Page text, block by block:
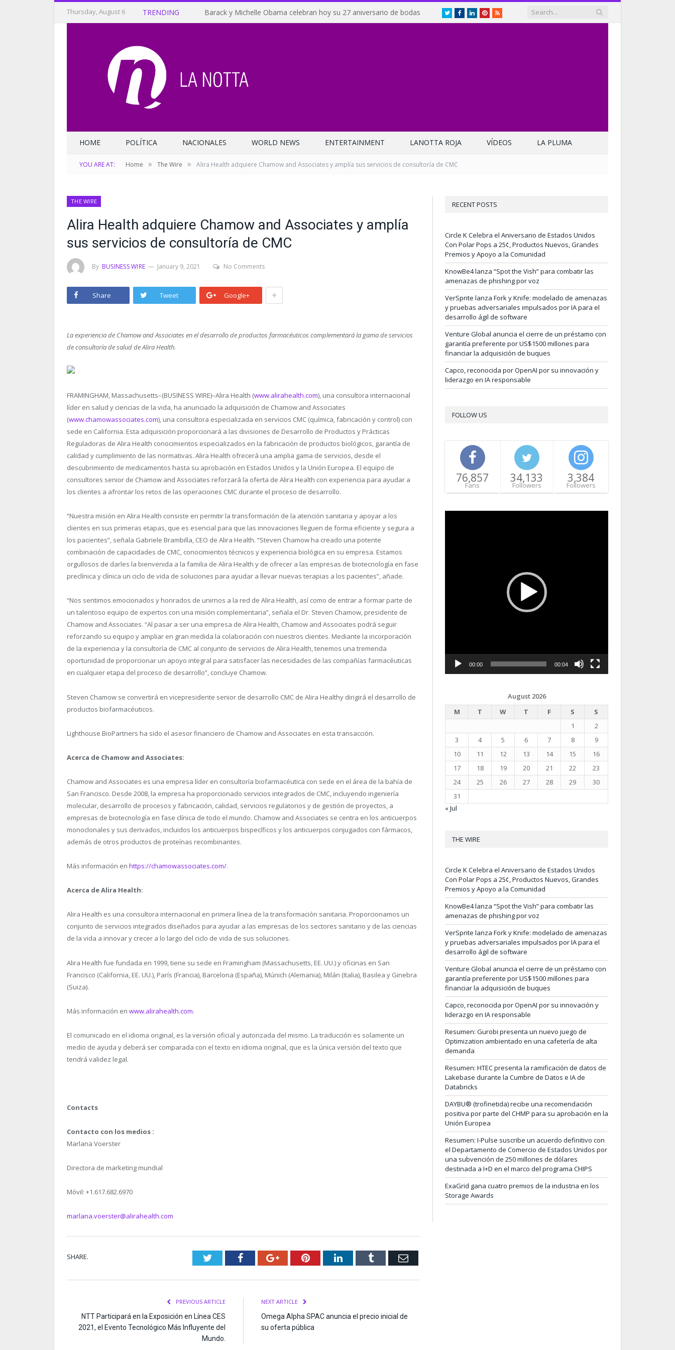
Thursday, August 6 TRENDING Barack y Michelle Obama celebran hoy su 27 aniversario de bodas TwitterFacebookLinkedInPinterest
RSS
HOME POLÍTICA NACIONALES WORLD NEWS ENTERTAINMENT LANOTTA ROJA VÍDEOS LA PLUMA
YOU ARE AT: Home » The Wire » Alira Health adquiere Chamow and Associates y amplía sus servicios de consultoría de CMC
THE WIRE
Alira Health adquiere Chamow and Associates y amplía
sus servicios de consultoría de CMC
By BUSINESS WIRE January 9, 2021 No Comments
Share Tweet Google+ +
La experiencia de Chamow and Associates en el desarrollo de productos farmacéuticos complementará la gama de servicios
de consultoría de salud de Alira Health.
FRAMINGHAM, Massachusetts–(BUSINESS WIRE)–Alira Health (www.alirahealth.com), una consultora internacional
líder en salud y ciencias de la vida, ha anunciado la adquisición de Chamow and Associates
(www.chamowassociates.com), una consultora especializada en servicios CMC (química, fabricación y control) con
sede en California. Esta adquisición proporcionará a las divisiones de Desarrollo de Productos y Prácticas
Reguladoras de Alira Health conocimientos especializados en la fabricación de productos biológicos, garantía de
calidad y cumplimiento de las normativas. Alira Health ofrecerá una amplia gama de servicios, desde el
descubrimiento de medicamentos hasta su aprobación en Estados Unidos y la Unión Europea. El equipo de
consultores senior de Chamow and Associates reforzará la oferta de Alira Health con experiencia para ayudar a
los clientes a afrontar los retos de las operaciones CMC durante el proceso de desarrollo.
“Nuestra misión en Alira Health consiste en permitir la transformación de la atención sanitaria y apoyar a los
clientes en sus primeras etapas, que es esencial para que las innovaciones lleguen de forma eficiente y segura a
los pacientes”, señala Gabriele Brambilla, CEO de Alira Health. “Steven Chamow ha creado una potente
combinación de capacidades de CMC, conocimientos técnicos y experiencia biológica en su empresa. Estamos
orgullosos de darles la bienvenida a la familia de Alira Health y de ofrecer a las empresas de biotecnología en fase
preclínica y clínica un ciclo de vida de soluciones para ayudar a llevar nuevas terapias a los pacientes”, añade.
“Nos sentimos emocionados y honrados de unirnos a la red de Alira Health, así como de entrar a formar parte de
un talentoso equipo de expertos con una misión complementaria”, señala el Dr. Steven Chamow, presidente de
Chamow and Associates. “Al pasar a ser una empresa de Alira Health, Chamow and Associates podrá seguir
reforzando su equipo y ampliar en gran medida la colaboración con nuestros clientes. Mediante la incorporación
de la experiencia y la consultoría de CMC al conjunto de servicios de Alira Health, tenemos una tremenda
oportunidad de proporcionar un apoyo integral para satisfacer las necesidades de las compañías farmacéuticas
en cualquier etapa del proceso de desarrollo”, concluye Chamow.
Steven Chamow se convertirá en vicepresidente senior de desarrollo CMC de Alira Healthy dirigirá el desarrollo de
productos biofarmacéuticos.
Lighthouse BioPartners ha sido el asesor financiero de Chamow and Associates en esta transacción.
Acerca de Chamow and Associates:
Chamow and Associates es una empresa líder en consultoría biofarmacéutica con sede en el área de la bahía de
San Francisco. Desde 2008, la empresa ha proporcionado servicios integrados de CMC, incluyendo ingeniería
molecular, desarrollo de procesos y fabricación, calidad, servicios regulatorios y de gestión de proyectos, a
empresas de biotecnología en fase clínica de todo el mundo. Chamow and Associates se centra en los anticuerpos
monoclonales y sus derivados, incluidos los anticuerpos bispecíficos y los anticuerpos conjugados con fármacos,
además de otros productos de proteínas recombinantes.
Más información en https://chamowassociates.com/.
Acerca de Alira Health:
Alira Health es una consultora internacional en primera línea de la transformación sanitaria. Proporcionamos un
conjunto de servicios integrados diseñados para ayudar a las empresas de los sectores sanitario y de las ciencias
de la vida a innovar y crecer a lo largo del ciclo de vida de sus soluciones.
Alira Health fue fundada en 1999, tiene su sede en Framingham (Massachusetts, EE. UU.) y oficinas en San
Francisco (California, EE. UU.), París (Francia), Barcelona (España), Múnich (Alemania), Milán (Italia), Basilea y Ginebra
(Suiza).
Más información en www.alirahealth.com.
El comunicado en el idioma original, es la versión oficial y autorizada del mismo. La traducción es solamente un
medio de ayuda y deberá ser comparada con el texto en idioma original, que es la única versión del texto que
tendrá validez legal.
Contacts
Contacto con los medios :
Marlana Voerster
Directora de marketing mundial
Móvil: +1.617.682.6970
marlana.voerster@alirahealth.com
SHARE. TwitterFacebookGoogle+PinterestLinkedInTumblr Email
PREVIOUS ARTICLE
NTT Participará en la Exposición en Línea CES
2021, el Evento Tecnológico Más Influyente del
Mundo.
NEXT ARTICLE
Omega Alpha SPAC anuncia el precio inicial de
su oferta pública
RECENT POSTS
Circle K Celebra el Aniversario de Estados Unidos
Con Polar Pops a 25¢, Productos Nuevos, Grandes
Premios y Apoyo a la Comunidad
KnowBe4 lanza “Spot the Vish” para combatir las
amenazas de phishing por voz
VerSprite lanza Fork y Knife: modelado de amenazas
y pruebas adversariales impulsados por IA para el
desarrollo ágil de software
Venture Global anuncia el cierre de un préstamo con
garantía preferente por US$1500 millones para
financiar la adquisición de buques
Capco, reconocida por OpenAI por su innovación y
liderazgo en IA responsable
FOLLOW US
76,857
Fans
34,133
Followers
3,384
Followers
00:00 00:04
August 2026
M
T W T F S
S
1
2
3
4 5 6 7 8
9
10
11 12 13 14 15
16
17
18 19 20 21 22
23
24
25 26 27 28 29
30
31
« Jul
THE WIRE
Circle K Celebra el Aniversario de Estados Unidos
Con Polar Pops a 25¢, Productos Nuevos, Grandes
Premios y Apoyo a la Comunidad
KnowBe4 lanza “Spot the Vish” para combatir las
amenazas de phishing por voz
VerSprite lanza Fork y Knife: modelado de amenazas
y pruebas adversariales impulsados por IA para el
desarrollo ágil de software
Venture Global anuncia el cierre de un préstamo con
garantía preferente por US$1500 millones para
financiar la adquisición de buques
Capco, reconocida por OpenAI por su innovación y
liderazgo en IA responsable
Resumen: Gurobi presenta un nuevo juego de
Optimization ambientado en una cafetería de alta
demanda
Resumen: HTEC presenta la ramificación de datos de
Lakebase durante la Cumbre de Datos e IA de
Databricks
DAYBU® (trofinetida) recibe una recomendación
positiva por parte del CHMP para su aprobación en la
Unión Europea
Resumen: I-Pulse suscribe un acuerdo definitivo con
el Departamento de Comercio de Estados Unidos por
una subvención de 250 millones de dólares
destinada a I+D en el marco del programa CHIPS
ExaGrid gana cuatro premios de la industria en los
Storage Awards